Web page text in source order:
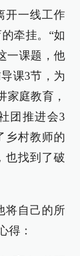
开一线工作
牵挂。“如
一课题，他
课3节，为
家庭教育，
团推进会3
乡村教师的
也找到了破
将自己的所
得：